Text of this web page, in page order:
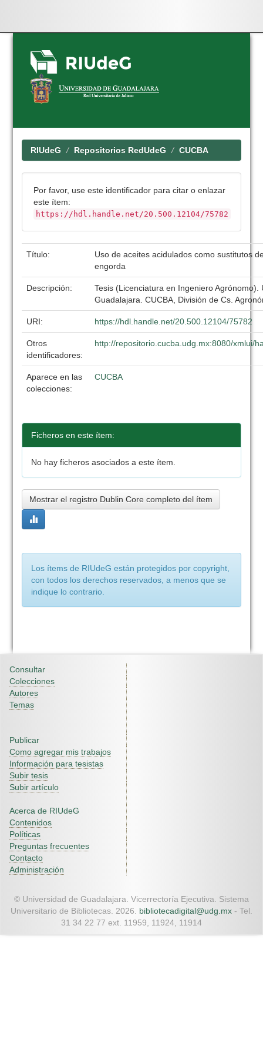
Skip
navigation
RIUdeG Repositorios RedUdeG CUCBA
Por favor, use este identificador para citar o enlazar
este ítem:
https://hdl.handle.net/20.500.12104/75782
Título:
Uso de aceites acidulados como sustitutos
engorda
Descripción:
Tesis (Licenciatura en Ingeniero Agrónomo).
Guadalajara. CUCBA, División de Cs.
URI: https://hdl.handle.net/20.500.12104/75782
Otros
identificadores:
http://repositorio.cucba.udg.mx:8080/xmlui/
Aparece en las
colecciones:
CUCBA
Ficheros en este ítem:
No hay ficheros asociados a este ítem.
Mostrar el registro Dublin Core completo del ítem
Los ítems de RIUdeG están protegidos por copyright,
con todos los derechos reservados, a menos que se
indique lo contrario.
Consultar
Colecciones
Autores
Temas
Publicar
Como agregar mis trabajos
Información para tesistas
Subir tesis
Subir artículo
Acerca de RIUdeG
Contenidos
Políticas
Preguntas frecuentes
Contacto
Administración
© Universidad de Guadalajara. Vicerrectoría Ejecutiva. Sistema
Universitario de Bibliotecas. 2026. bibliotecadigital@udg.mx - Tel.
31 34 22 77 ext. 11959, 11924, 11914